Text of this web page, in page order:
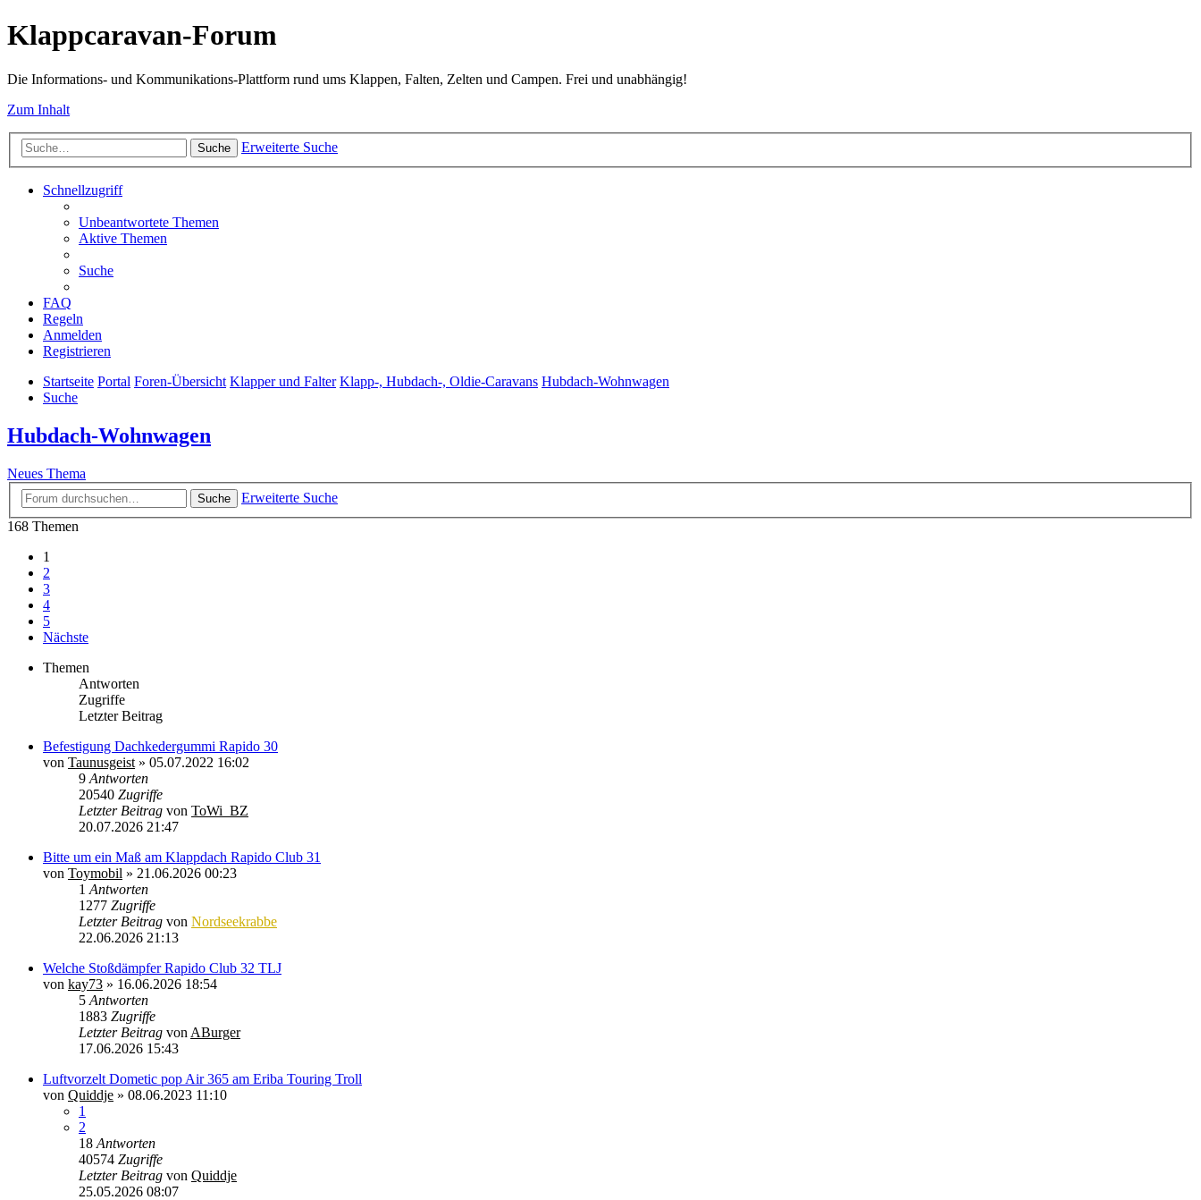
Klappcaravan-Forum
Die Informations- und Kommunikations-Plattform rund ums Klappen, Falten, Zelten und Campen. Frei und unabhängig!
Zum Inhalt
Suche Erweiterte Suche
Schnellzugriff
Unbeantwortete Themen
Aktive Themen
Suche
FAQ
Regeln
Anmelden
Registrieren
Startseite Portal Foren-Übersicht Klapper und Falter Klapp-, Hubdach-, Oldie-Caravans Hubdach-Wohnwagen
Suche
Hubdach-Wohnwagen
Neues Thema
Suche
Erweiterte Suche
168 Themen
1
2
3
4
5
Nächste
Themen
Antworten
Zugriffe
Letzter Beitrag
Befestigung Dachkedergummi Rapido 30
von Taunusgeist » 05.07.2022 16:02
9 Antworten
20540 Zugriffe
Letzter Beitrag von ToWi_BZ
20.07.2026 21:47
Bitte um ein Maß am Klappdach Rapido Club 31
von Toymobil » 21.06.2026 00:23
1 Antworten
1277 Zugriffe
Letzter Beitrag von Nordseekrabbe
22.06.2026 21:13
Welche Stoßdämpfer Rapido Club 32 TLJ
von kay73 » 16.06.2026 18:54
5 Antworten
1883 Zugriffe
Letzter Beitrag von ABurger
17.06.2026 15:43
Luftvorzelt Dometic pop Air 365 am Eriba Touring Troll
von Quiddje » 08.06.2023 11:10
1
2
18 Antworten
40574 Zugriffe
Letzter Beitrag von Quiddje
25.05.2026 08:07